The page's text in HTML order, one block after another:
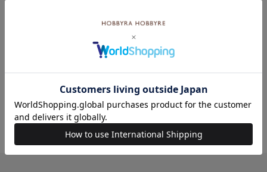
ミシン ソーイングボックス